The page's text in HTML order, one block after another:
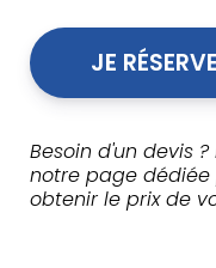
Besoin d'un devis ?
notre page dédiée
obtenir le prix de